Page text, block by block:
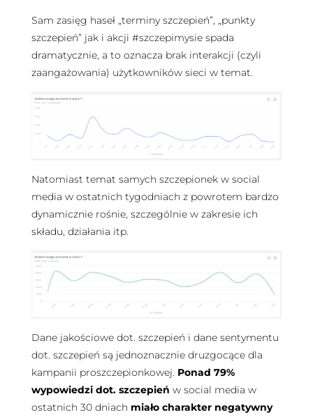
Sam zasięg haseł „terminy szczepień”, „punkty
szczepień” jak i akcji #szczepimysie spada
dramatycznie, a to oznacza brak interakcji (czyli
zaangażowania) użytkowników sieci w temat.
Natomiast temat samych szczepionek w social
media w ostatnich tygodniach z powrotem bardzo
dynamicznie rośnie, szczególnie w zakresie ich
składu, działania itp.
Dane jakościowe dot. szczepień i dane sentymentu
dot. szczepień są jednoznacznie druzgocące dla
kampanii proszczepionkowej. Ponad 79%
wypowiedzi dot. szczepień w social media w
ostatnich 30 dniach miało charakter negatywny